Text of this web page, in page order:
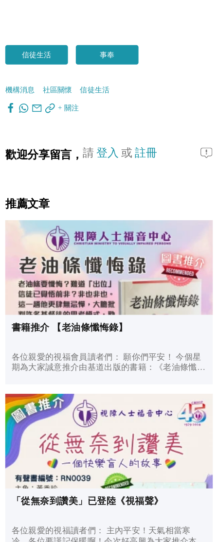
信徒生活 事奉
機構消息 社區關懷 信徒生活
+ 關注
歡迎分享留言， 請登入 或註冊
推薦文章
書籍推介 【老油條懺悔錄】
各位親愛的視福會員讀者們： 願你們平安！ 今個星
期為大家誠意推介由基道出版的書籍：《老油條懺悔
憚，大膽批判許多基...
「從無奈到讚美」已登陸《視福聲》
各位親愛的視福讀者們： 主內平安！天氣相當寒